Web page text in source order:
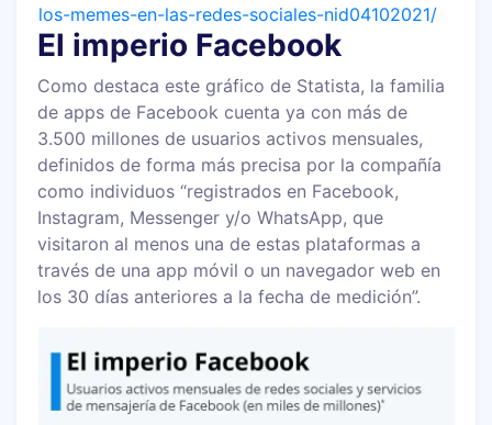
los-memes-en-las-redes-sociales-nid04102021/
El imperio Facebook
Como destaca este gráfico de Statista, la familia
de apps de Facebook cuenta ya con más de
3.500 millones de usuarios activos mensuales,
definidos de forma más precisa por la compañía
como individuos “registrados en Facebook,
Instagram, Messenger y/o WhatsApp, que
visitaron al menos una de estas plataformas a
través de una app móvil o un navegador web en
los 30 días anteriores a la fecha de medición”.